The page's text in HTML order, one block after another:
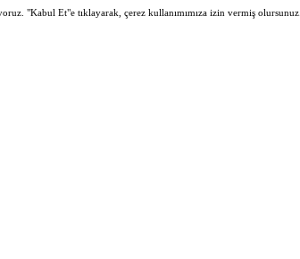
"Kabul Et"e tıklayarak, çerez kullanımımıza izin vermiş olursunuz.